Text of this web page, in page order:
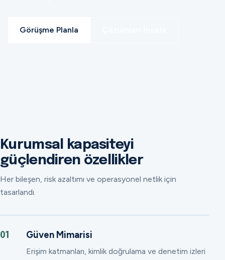
Görüşme Planla
Kurumsal kapasiteyi
güçlendiren özellikler
Her bileşen, risk azaltımı ve operasyonel netlik için
tasarlandı.
01 Güven Mimarisi
Erişim katmanları, kimlik doğrulama ve denetim izleri